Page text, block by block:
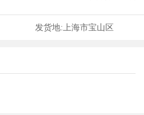
发货地:上海市宝山区